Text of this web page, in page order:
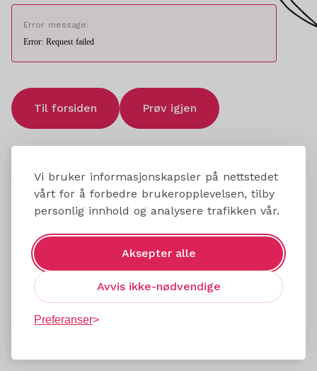
Vi bruker informasjonskapsler på nettstedet
vårt for å forbedre brukeropplevelsen, tilby
personlig innhold og analysere trafikken vår.
Aksepter alle
Avvis ikke-nødvendige
Preferanser
Error message:
Error: Request failed
Til forsiden Prøv igjen